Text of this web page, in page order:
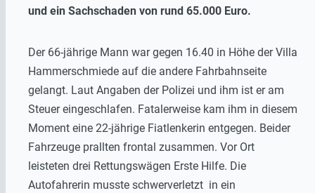
und ein Sachschaden von rund 65.000 Euro.
Der 66-jährige Mann war gegen 16.40 in Höhe der Villa
Hammerschmiede auf die andere Fahrbahnseite
gelangt. Laut Angaben der Polizei und ihm ist er am
Steuer eingeschlafen. Fatalerweise kam ihm in diesem
Moment eine 22-jährige Fiatlenkerin entgegen. Beider
Fahrzeuge prallten frontal zusammen. Vor Ort
leisteten drei Rettungswägen Erste Hilfe. Die
Autofahrerin musste schwerverletzt in ein